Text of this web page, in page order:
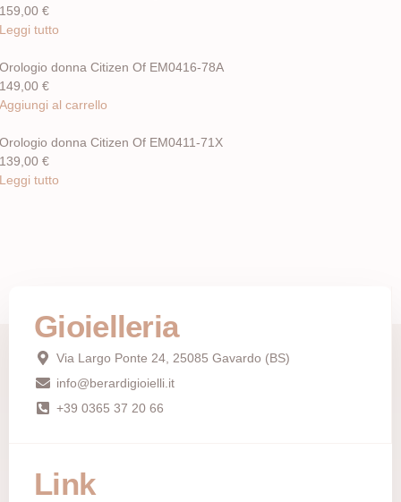
159,00 €
Leggi tutto
Orologio donna Citizen Of EM0416-78A
149,00 €
Aggiungi al carrello
Orologio donna Citizen Of EM0411-71X
139,00 €
Leggi tutto
Gioielleria
Via Largo Ponte 24, 25085 Gavardo (BS)
info@berardigioielli.it
+39 0365 37 20 66
Link